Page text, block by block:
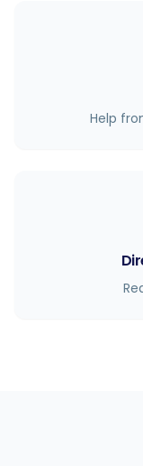
Help